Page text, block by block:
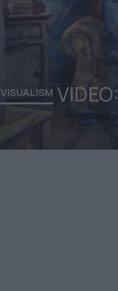
VISUALISM